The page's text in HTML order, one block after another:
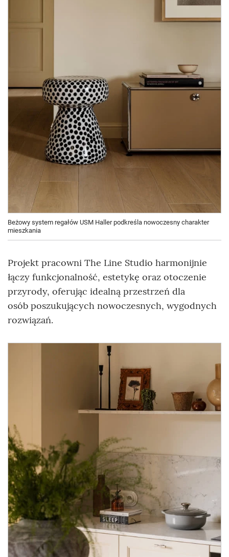
Beżowy system regałów USM Haller podkreśla nowoczesny charakter
mieszkania
Projekt pracowni The Line Studio harmonijnie
łączy funkcjonalność, estetykę oraz otoczenie
przyrody, oferując idealną przestrzeń dla
osób poszukujących nowoczesnych, wygodnych
rozwiązań.